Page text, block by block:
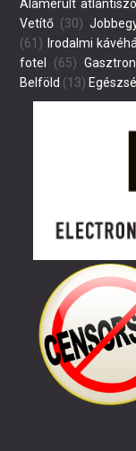
Alámerült
Vetítő (30)
(61) Irodalmi
fotel
(65)
Belföld (13)